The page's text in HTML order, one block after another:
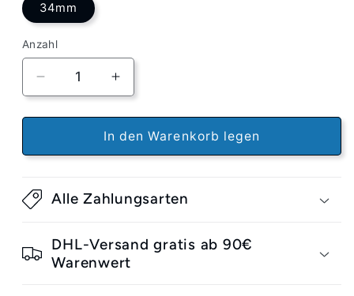
34mm
Anzahl
Verringere
die
Menge
Custom
Rollbrett
Mission
Deck
Classic
Erhöhe
die
Menge
für
Custom
Mission
Deck
Classic
In den Warenkorb legen
Alle Zahlungsarten
DHL-Versand gratis ab 90€
Warenwert